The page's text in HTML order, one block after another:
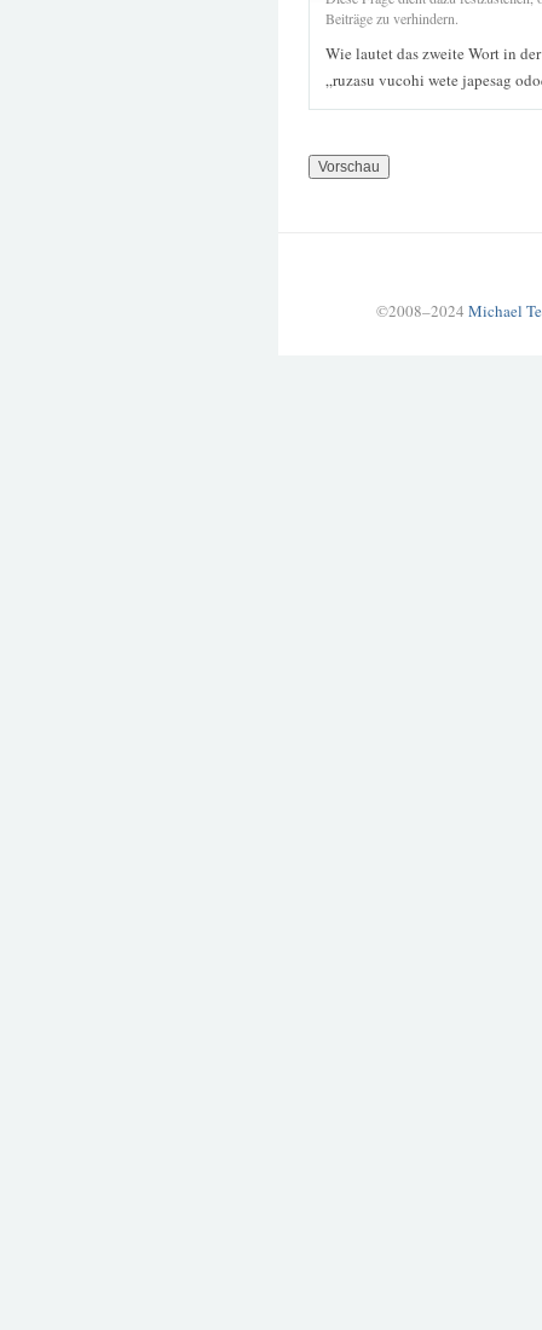
Beiträge zu verhindern.
Wie lautet das zweite Wort in
„ruzasu vucohi wete japesag
©2008–2024 Michael